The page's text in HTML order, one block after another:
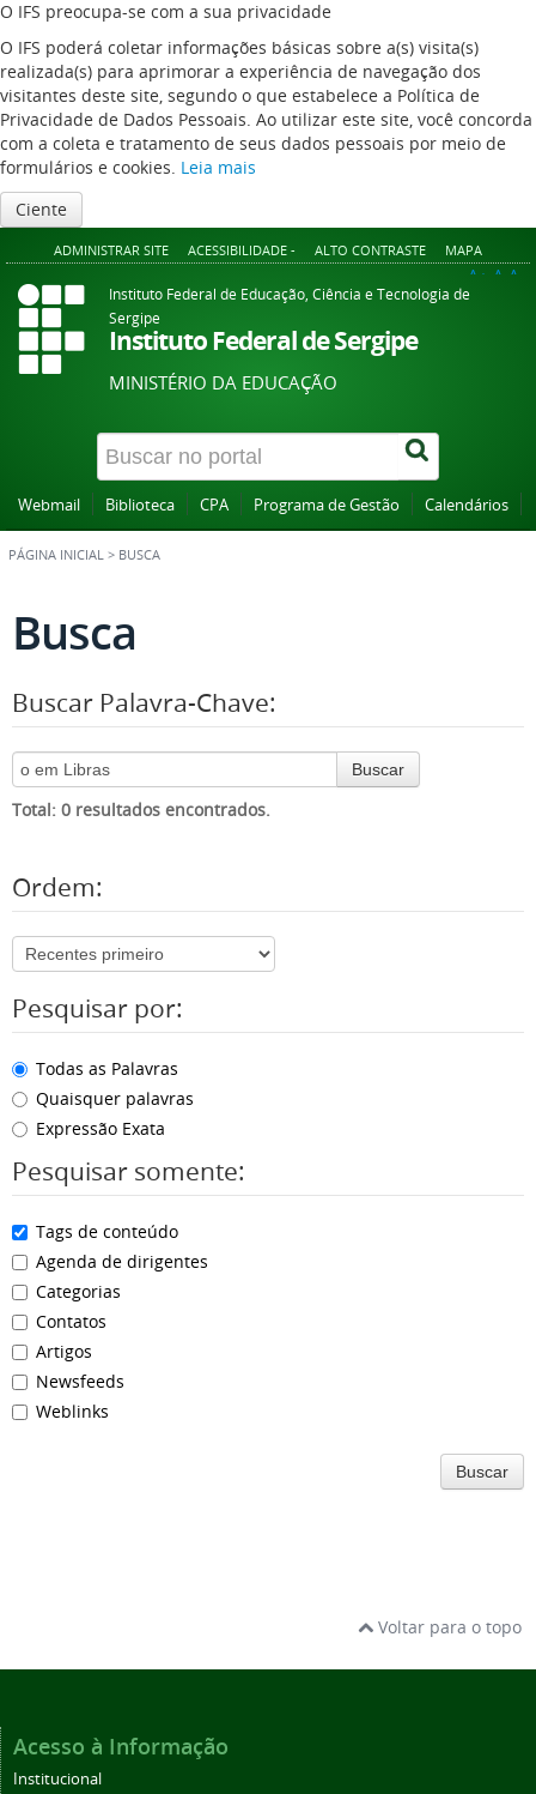
O IFS preocupa-se com a sua privacidade
O IFS poderá coletar informações básicas sobre a(s) visita(s)
realizada(s) para aprimorar a experiência de navegação dos
visitantes deste site, segundo o que estabelece a Política de
Privacidade de Dados Pessoais. Ao utilizar este site, você concorda
com a coleta e tratamento de seus dados pessoais por meio de
formulários e cookies. Leia mais
Ciente
ADMINISTRAR SITE ACESSIBILIDADE - ALTO CONTRASTE MAPA
A+ A A-
Instituto Federal de Educação, Ciência e Tecnologia de
Sergipe
Instituto Federal de Sergipe
MINISTÉRIO DA EDUCAÇÃO
Webmail Biblioteca CPA Programa de Gestão Calendários
PÁGINA INICIAL > BUSCA
Busca
Buscar Palavra-Chave:
Buscar
Total: 0 resultados encontrados.
Ordem:
Pesquisar por:
Todas as Palavras
Quaisquer palavras
Expressão Exata
Pesquisar somente:
Tags de conteúdo
Agenda de dirigentes
Categorias
Contatos
Artigos
Newsfeeds
Weblinks
Buscar
Voltar para o topo
Acesso à Informação
Institucional